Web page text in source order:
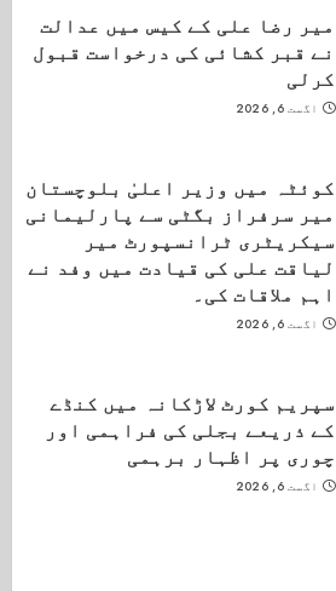
میر رضا علی کے کیس میں عدالت
نے قبر کشائی کی درخواست قبول
کرلی
اگست 6, 2026
کوئٹہ میں وزیر اعلیٰ بلوچستان
میر سرفراز بگٹی سے پارلیمانی
سیکریٹری ٹرانسپورٹ میر
لیاقت علی کی قیادت میں وفد نے
اہم ملاقات کی۔
اگست 6, 2026
سپریم کورٹ لاڑکانہ میں کنڈے
کے ذریعے بجلی کی فراہمی اور
چوری پر اظہار برہمی
اگست 6, 2026